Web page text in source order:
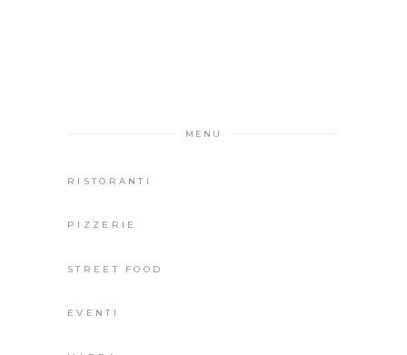
MENU
RISTORANTI
PIZZERIE
STREET FOOD
EVENTI